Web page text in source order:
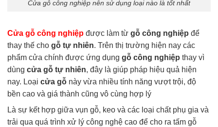
Cửa gỗ công nghiệp nên sử dụng loại nào là tốt nhất
Cửa gỗ công nghiệp được làm từ gỗ công nghiệp để
thay thế cho gỗ tự nhiên. Trên thị trường hiện nay các
phẩm cửa chính được ứng dụng gỗ công nghiệp thay vì
dùng cửa gỗ tự nhiên, đây là giúp pháp hiệu quả hiện
nay. Loại cửa gỗ này vừa nhiều tính năng vượt trội, độ
bền cao và giá thành cũng vô cùng hợp lý
Là sự kết hợp giữa vụn gỗ, keo và các loại chất phụ gia và
trải qua quá trình xử lý công nghệ cao để cho ra tấm gỗ